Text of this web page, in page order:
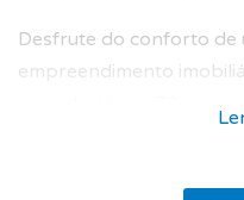
Desfrute do conforto de
empreendimento
Fica situada num